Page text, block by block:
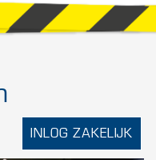
INLOG ZAKELIJK